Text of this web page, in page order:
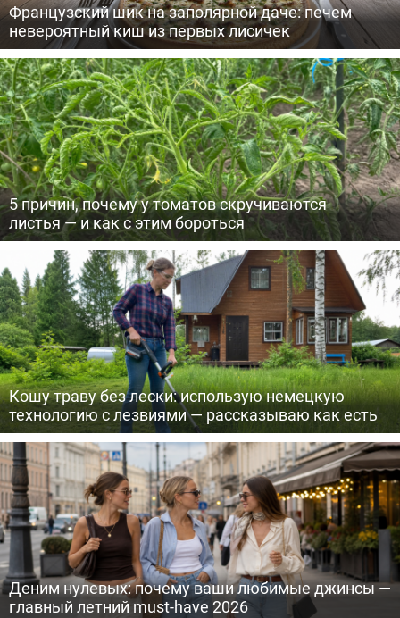
Французский шик на заполярной даче: печем
невероятный киш из первых лисичек
5 причин, почему у томатов скручиваются
листья — и как с этим бороться
Кошу траву без лески: использую немецкую
технологию с лезвиями — рассказываю как есть
Деним нулевых: почему ваши любимые джинсы —
главный летний must-have 2026